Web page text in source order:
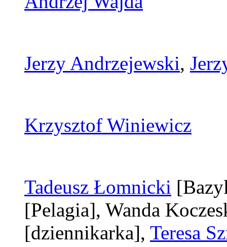
Jerzy Andrzejewski,
Krzysztof Winiewicz
Tadeusz Łomnicki
[Pelagia], Wanda
[dziennikarka], Teresa